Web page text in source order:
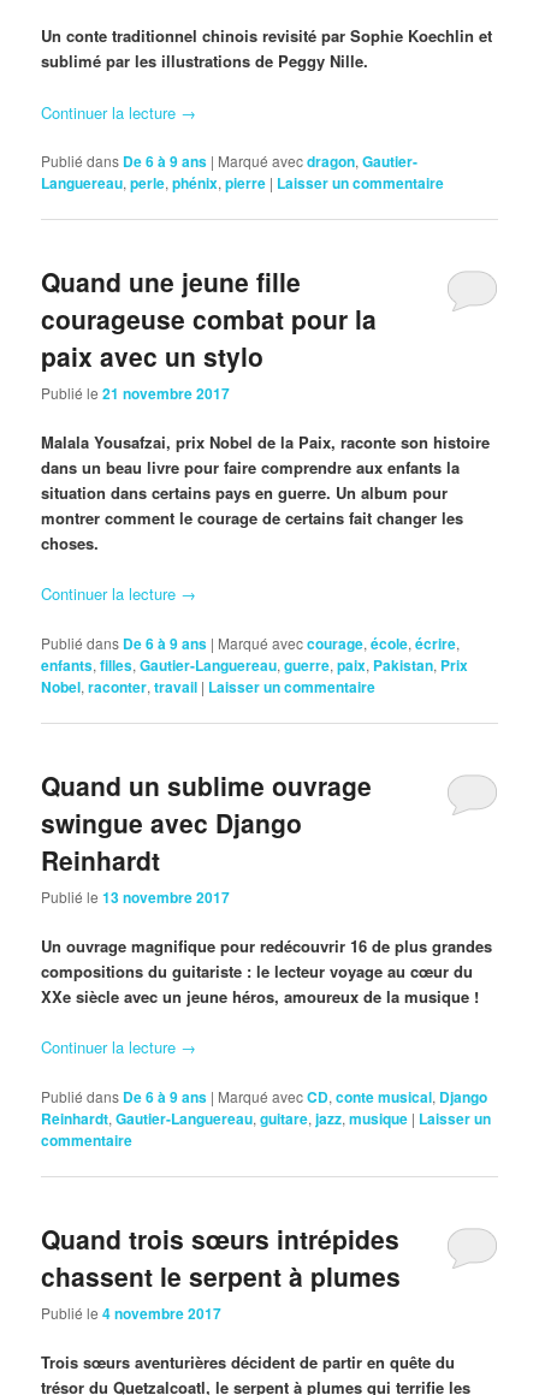
Un conte traditionnel chinois revisité par Sophie Koechlin et
sublimé par les illustrations de Peggy Nille.
Continuer la lecture →
Publié dans De 6 à 9 ans | Marqué avecdragon,Gautier-
Languereau,perle,phénix,pierre | Laisser un commentaire
Quand une jeune fille
courageuse combat pour la
paix avec un stylo
Publié le21 novembre 2017
Malala Yousafzai, prix Nobel de la Paix, raconte son histoire
dans un beau livre pour faire comprendre aux enfants la
situation dans certains pays en guerre. Un album pour
montrer comment le courage de certains fait changer les
choses.
Continuer la lecture →
Publié dans De 6 à 9 ans | Marqué aveccourage,école,écrire,
enfants,filles,Gautier-Languereau,guerre,paix, Pakistan, Prix
Nobel,raconter,travail | Laisser un commentaire
Quand un sublime ouvrage
swingue avec Django
Reinhardt
Publié le13 novembre 2017
Un ouvrage magnifique pour redécouvrir 16 de plus grandes
compositions du guitariste : le lecteur voyage au cœur du
XXe siècle avec un jeune héros, amoureux de la musique !
Continuer la lecture →
Publié dans De 6 à 9 ans | Marqué avecCD,conte musical, Django
Reinhardt,Gautier-Languereau,guitare,jazz,musique | Laisser un
commentaire
Quand trois sœurs intrépides
chassent le serpent à plumes
Publié le4 novembre 2017
Trois sœurs aventurières décident de partir en quête du
trésor du Quetzalcoatl, le serpent à plumes qui terrifie les